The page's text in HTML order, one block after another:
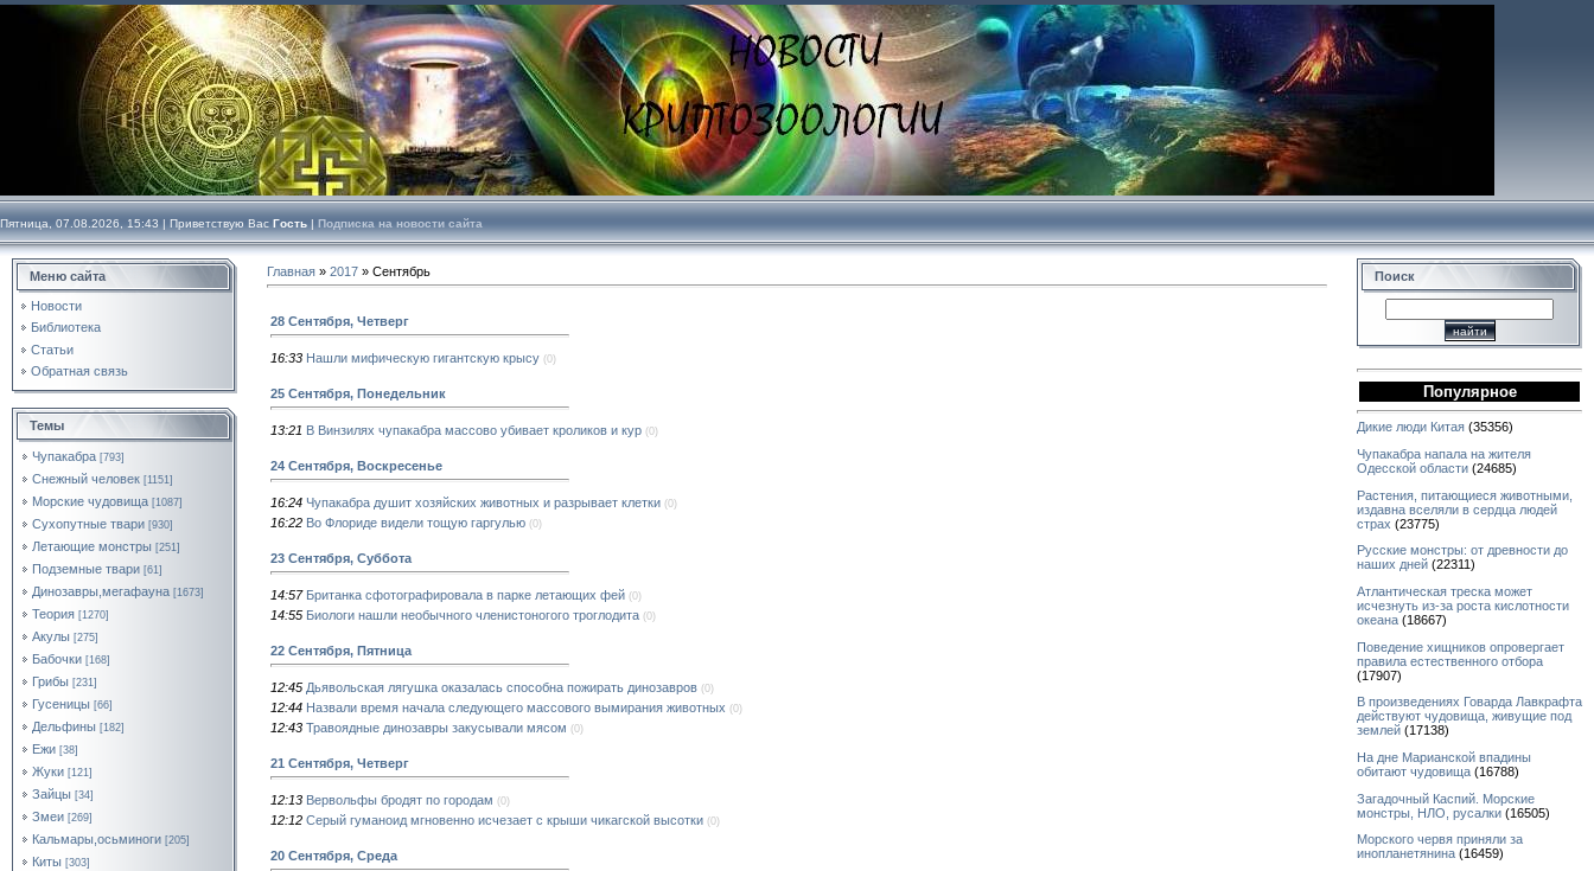
Пятница, 07.08.2026, 15:43 | Приветствую Вас Гость | Подписка на новости сайта
Меню сайта
Новости
Библиотека
Статьи
Обратная связь
Темы
Чупакабра [793]
Снежный человек [1151]
Морские чудовища [1087]
Сухопутные твари [930]
Летающие монстры [251]
Подземные твари [61]
Динозавры,мегафауна [1673]
Теория [1270]
Акулы [275]
Бабочки [168]
Грибы [231]
Гусеницы [66]
Дельфины [182]
Ежи [38]
Жуки [121]
Зайцы [34]
Змеи [269]
Кальмары,осьминоги [205]
Киты [303]
Главная » 2017 » Сентябрь
28 Сентября, Четверг
16:33 Нашли мифическую гигантскую крысу (0)
25 Сентября, Понедельник
13:21 В Винзилях чупакабра массово убивает кроликов и кур (0)
24 Сентября, Воскресенье
16:24 Чупакабра душит хозяйских животных и разрывает клетки (0)
16:22 Во Флориде видели тощую гаргулью (0)
23 Сентября, Суббота
14:57 Британка сфотографировала в парке летающих фей (0)
14:55 Биологи нашли необычного членистоногого троглодита (0)
22 Сентября, Пятница
12:45 Дьявольская лягушка оказалась способна пожирать динозавров (0)
12:44 Назвали время начала следующего массового вымирания животных (0)
12:43 Травоядные динозавры закусывали мясом (0)
21 Сентября, Четверг
12:13 Вервольфы бродят по городам (0)
12:12 Серый гуманоид мгновенно исчезает с крыши чикагской высотки (0)
20 Сентября, Среда
Поиск
Популярное
Дикие люди Китая (35356)
Чупакабра напала на жителя
Одесской области (24685)
Растения, питающиеся животными,
издавна вселяли в сердца людей
страх (23775)
Русские монстры: от древности до
наших дней (22311)
Атлантическая треска может
исчезнуть из-за роста кислотности
океана (18667)
Поведение хищников опровергает
правила естественного отбора
(17907)
В произведениях Говарда Лавкрафта
действуют чудовища, живущие под
землей (17138)
На дне Марианской впадины
обитают чудовища (16788)
Загадочный Каспий. Морские
монстры, НЛО, русалки (16505)
Морского червя приняли за
инопланетянина (16459)